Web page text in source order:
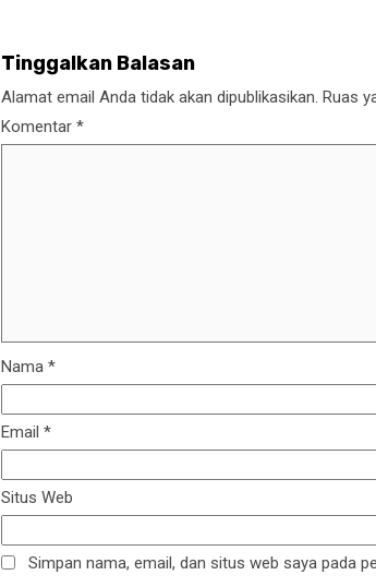
Tinggalkan Balasan
Alamat email Anda tidak akan dipublikasikan. Ruas
Komentar *
Nama *
Email *
Situs Web
Simpan nama, email, dan situs web saya pada